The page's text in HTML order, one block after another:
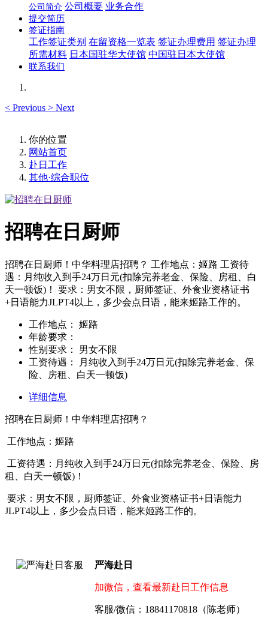
公司简介 公司概要 业务合作
提交简历
签证指南
工作签证类别 在留资格一览表 签证办理费用 签证办理
所需材料 日本国驻华大使馆 中国驻日本大使馆
联系我们
< Previous > Next
你的位置
网站首页
赴日工作
其他·综合职位
招聘在日厨师
招聘在日厨师！中华料理店招聘？️ 工作地点：姬路 工资待
遇：月纯收入到手24万日元(扣除完养老金、保险、房租、白
天一顿饭)！️ 要求：男女不限，厨师签证、外食业资格证书
+日语能力JLPT4以上，多少会点日语，能来姬路工作的。
工作地点：
姬路
年龄要求：
性别要求：
男女不限
工资待遇：
月纯收入到手24万日元(扣除完养老金、保
险、房租、白天一顿饭)
详细信息
招聘在日厨师！中华料理店招聘？
️ 工作地点：姬路
工资待遇：月纯收入到手24万日元(扣除完养老金、保险、房
租、白天一顿饭)！
️ 要求：男女不限，厨师签证、外食业资格证书+日语能力
JLPT4以上，多少会点日语，能来姬路工作的。
严海赴日
加微信，查看最新赴日工作信息
客服/微信：18841170818（陈老师）